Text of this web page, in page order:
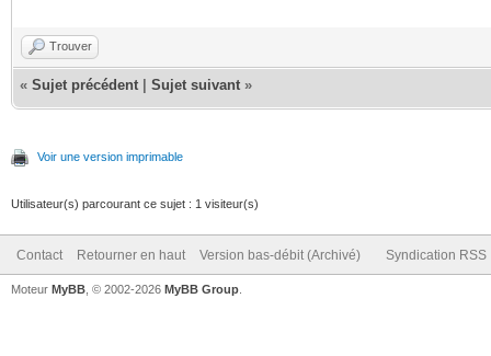
Trouver
« Sujet précédent Sujet suivant »
Voir une version imprimable
Utilisateur(s) parcourant ce sujet : 1 visiteur(s)
Contact Retourner en haut Version bas-débit (Archivé) Syndication RSS
Moteur MyBB , © 2002-2026 MyBB Group